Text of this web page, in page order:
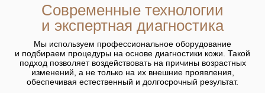
Современные технологии
и экспертная диагностика
Мы используем профессиональное оборудование
и подбираем процедуры на основе диагностики кожи. Такой
подход позволяет воздействовать на причины возрастных
изменений, а не только на их внешние проявления,
обеспечивая естественный и долгосрочный результат.